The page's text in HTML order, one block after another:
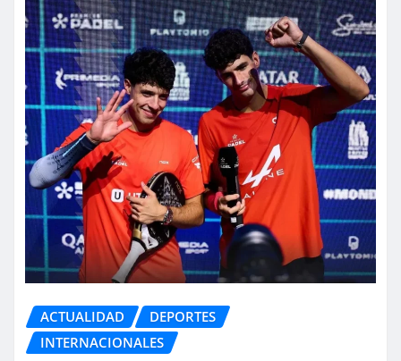
ACTUALIDAD
DEPORTES
INTERNACIONALES